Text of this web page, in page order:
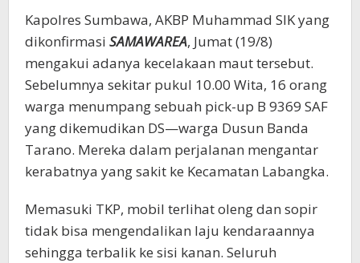
Kapolres Sumbawa, AKBP Muhammad SIK yang
dikonfirmasi SAMAWAREA, Jumat (19/8)
mengakui adanya kecelakaan maut tersebut.
Sebelumnya sekitar pukul 10.00 Wita, 16 orang
warga menumpang sebuah pick-up B 9369 SAF
yang dikemudikan DS—warga Dusun Banda
Tarano. Mereka dalam perjalanan mengantar
kerabatnya yang sakit ke Kecamatan Labangka.
Memasuki TKP, mobil terlihat oleng dan sopir
tidak bisa mengendalikan laju kendaraannya
sehingga terbalik ke sisi kanan. Seluruh